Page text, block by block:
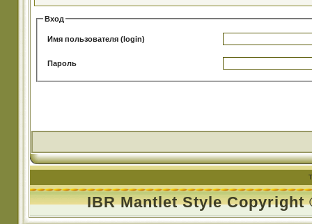
Вход
Имя пользователя (login)
Пароль
IBR Mantlet Style Copyright